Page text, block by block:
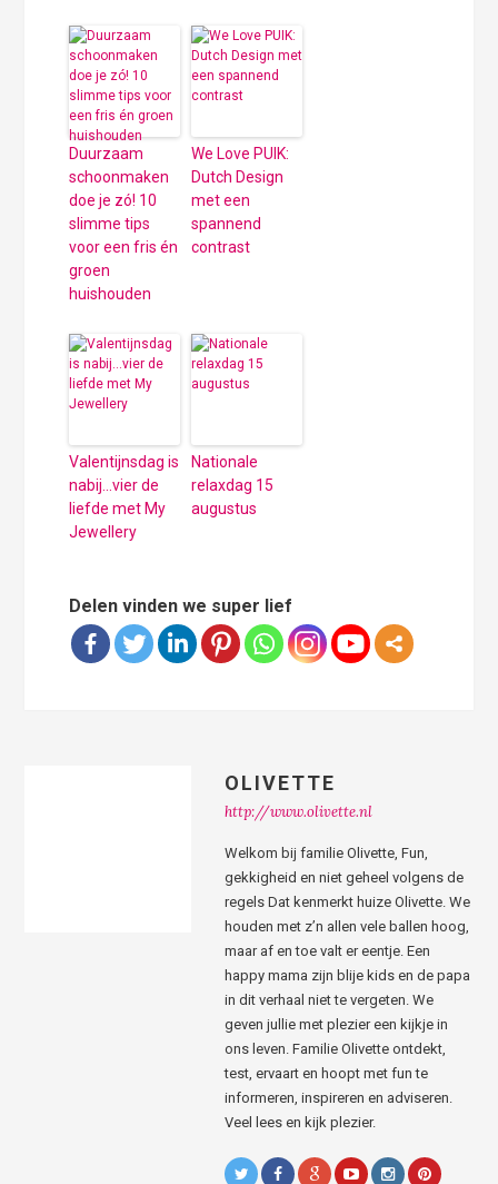
Duurzaam
schoonmaken
doe je zó! 10
slimme tips
voor een fris én
groen
huishouden
We Love PUIK:
Dutch Design
met een
spannend
contrast
Valentijnsdag is
nabij…vier de
liefde met My
Jewellery
Nationale
relaxdag 15
augustus
Delen vinden we super lief
OLIVETTE
http://www.olivette.nl
Welkom bij familie Olivette, Fun,
gekkigheid en niet geheel volgens de
regels Dat kenmerkt huize Olivette. We
houden met z’n allen vele ballen hoog,
maar af en toe valt er eentje. Een
happy mama zijn blije kids en de papa
in dit verhaal niet te vergeten. We
geven jullie met plezier een kijkje in
ons leven. Familie Olivette ontdekt,
test, ervaart en hoopt met fun te
informeren, inspireren en adviseren.
Veel lees en kijk plezier.